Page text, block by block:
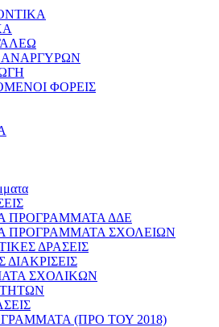
ΑΝΑΡΓΥΡΩΝ
ΦΟΡΕΙΣ
ΠΡΟΓΡΑΜΜΑΤΑ ΔΔΕ
ΠΡΟΓΡΑΜΜΑΤΑ ΣΧΟΛΕΙΩΝ
ΔΡΑΣΕΙΣ
ΣΧΟΛΙΚΩΝ
(ΠΡΟ ΤΟΥ 2018)